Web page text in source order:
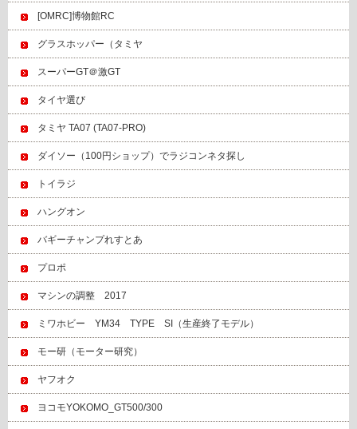
[OMRC]博物館RC
グラスホッパー（タミヤ
スーパーGT＠激GT
タイヤ選び
タミヤ TA07 (TA07-PRO)
ダイソー（100円ショップ）でラジコンネタ探し
トイラジ
ハングオン
バギーチャンプれすとあ
プロポ
マシンの調整 2017
ミワホビー YM34 TYPE SI（生産終了モデル）
モー研（モーター研究）
ヤフオク
ヨコモYOKOMO_GT500/300